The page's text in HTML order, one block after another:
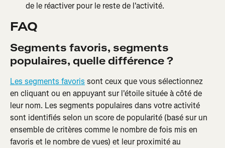
de le réactiver pour le reste de l'activité.
FAQ
Segments favoris, segments
populaires, quelle différence ?
Les segments favoris sont ceux que vous sélectionnez
en cliquant ou en appuyant sur l'étoile située à côté de
leur nom. Les segments populaires dans votre activité
sont identifiés selon un score de popularité (basé sur un
ensemble de critères comme le nombre de fois mis en
favoris et le nombre de vues) et leur proximité au